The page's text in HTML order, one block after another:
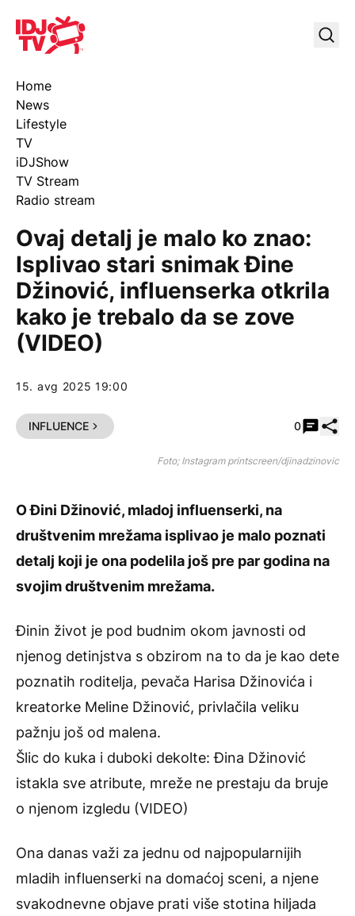
IDJ TV
Home
News
Lifestyle
TV
iDJShow
TV Stream
Radio stream
Ovaj detalj je malo ko znao:
Isplivao stari snimak Đine
Džinović, influenserka otkrila
kako je trebalo da se zove
(VIDEO)
15. avg 2025 19:00
INFLUENCE 0
Foto; Instagram printscreen/djinadzinovic
OĐini Džinović, mladoj influenserki, na
društvenim mrežama isplivao je malo poznati
detalj koji je ona podelila još pre par godina na
svojim društvenim mrežama.
Đinin život je pod budnim okom javnosti od
njenog detinjstva s obzirom na to da je kao dete
poznatih roditelja, pevača Harisa Džinovića i
kreatorke Meline Džinović, privlačila veliku
pažnju još od malena.
Šlic do kuka i duboki dekolte: Đina Džinović
istakla sve atribute, mreže ne prestaju da bruje
o njenom izgledu (VIDEO)
Ona danas važi za jednu od najpopularnijih
mladih influenserki na domaćoj sceni, a njene
svakodnevne objave prati više stotina hiljada